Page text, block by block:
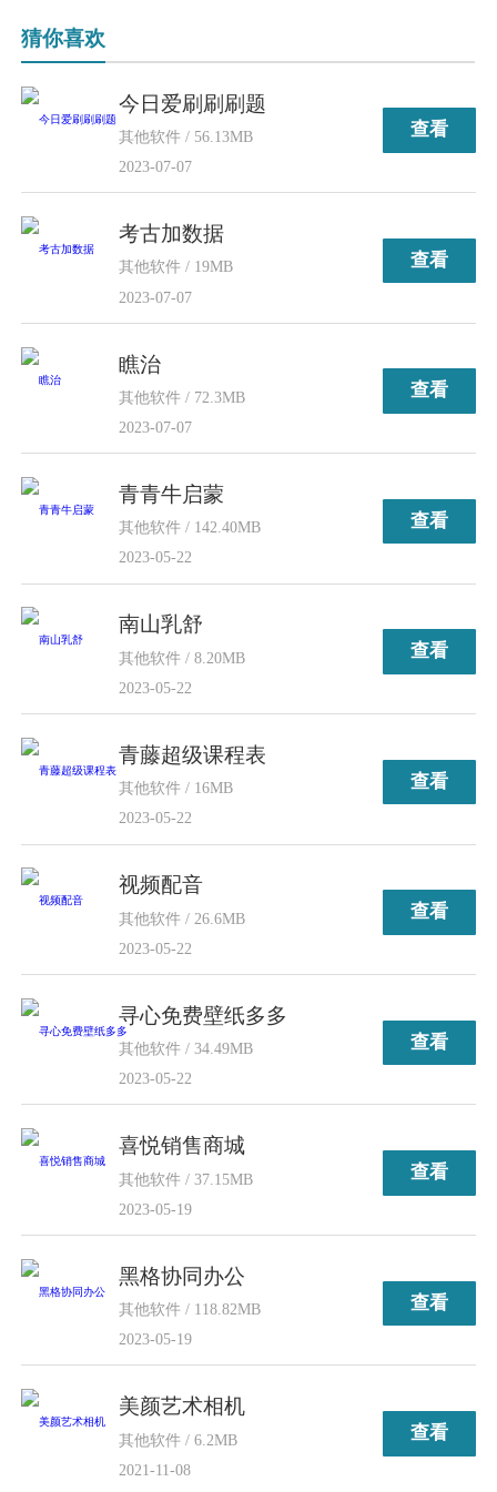
猜你喜欢
今日爱刷刷刷题
其他软件 / 56.13MB
2023-07-07
查看
考古加数据
其他软件 / 19MB
2023-07-07
查看
瞧治
其他软件 / 72.3MB
2023-07-07
查看
青青牛启蒙
其他软件 / 142.40MB
2023-05-22
查看
南山乳舒
其他软件 / 8.20MB
2023-05-22
查看
青藤超级课程表
其他软件 / 16MB
2023-05-22
查看
视频配音
其他软件 / 26.6MB
2023-05-22
查看
寻心免费壁纸多多
其他软件 / 34.49MB
2023-05-22
查看
喜悦销售商城
其他软件 / 37.15MB
2023-05-19
查看
黑格协同办公
其他软件 / 118.82MB
2023-05-19
查看
美颜艺术相机
其他软件 / 6.2MB
2021-11-08
查看